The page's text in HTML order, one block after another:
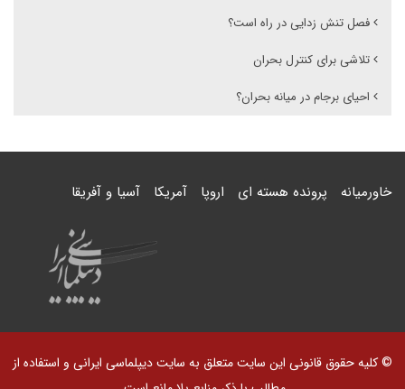
فصل تنش زدایی در راه است؟
تلاشی برای کنترل بحران
احیای برجام در میانه بحران؟
خاورمیانه پرونده هسته ای اروپا آمریکا آسیا و آفریقا
© کلیه حقوق قانونی این سایت متعلق به سایت دیپلماسی ایرانی و استفاده از